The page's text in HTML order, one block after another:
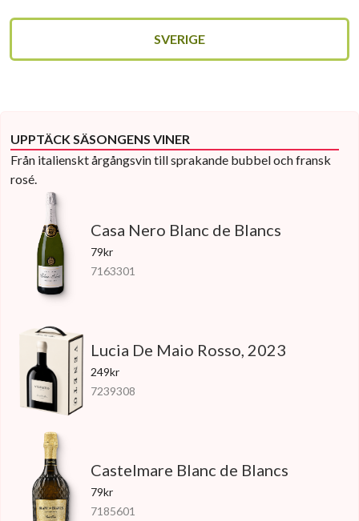
SVERIGE
UPPTÄCK SÄSONGENS VINER
Från italienskt årgångsvin till sprakande bubbel och fransk
rosé.
Casa Nero Blanc de Blancs
79kr
7163301
Lucia De Maio Rosso, 2023
249kr
7239308
Castelmare Blanc de Blancs
79kr
7185601